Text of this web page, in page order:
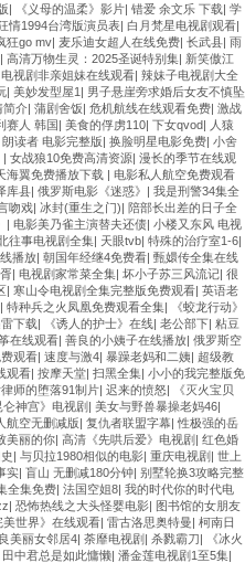
| 《义母的温柔》影片| 错爱 余文乐 下载| 学
情1994台湾版演员表| 白月梵星电视剧观看|
狂go mv| 麦乐迪女超人在线免费| 长武县| 雨
| 高清万物生灵：2025圣诞特别集| 新笑傲江
电视剧非亲姐妹在线观看| 辣妹子电视剧大全
| 美妙发型屋1 | 男子悬崖旁求婚后女友不慎坠
简介| 蒲剧舍饭| 危机航线在线观看免费| 激战
赛人 韩国| 美食的俘虏110| 下女qvod| 人猿
朗读者 电影完整版| 换脸明星电影免费| 小舍
| 女战狼10免费高清资源| 漫长的季节在线观
海翼免费播放下载 | 电影私人航空免费观看
库县| 俄罗斯电影《迷惑》 | 我是刑警34集全
吻戏| 冰封(重生之门)| 陪部长出差的日子全
| 电影美乃雀主演替夫还债| 小楼又东风 电视
往事电视剧全集| 天眼tvb| 特殊的治疗室1-6|
播放| 朝国年经继4免费看| 甄嬛传全集在线
| 电视剧家常菜全集| 坏小子苏三风流记| 很
| 寒山令电视剧全集完整版免费观看| 英语老
| 特种兵之火凤凰免费观看全集|
《蛟龙行动》
下载| 《诱人的护士》在线| 老公部下| 粘豆
在线观看| 善良的小姨子在线播放| 俄罗斯空
观看| 速度与激4| 暴躁老妈和二姨| 超级教
观看| 按摩天堂| 扫黑全集| 小小的我完整版免
师的堕落91制片| 迟来的愤怒|
《灭火宝贝
神宫》电视剧 | 美女与野兽暴操老妈46|
航空无删减版| 复仇者联盟字幕|性极强的岳
美丽的你| 高清《先哄后爱》电视剧 | 红色婚
| 与贝拉1980相似的电影| 重庆电视剧 | 世上
实| 盲山 无删减180分钟| 别墅轮换3攻略完整
全集免费| 法国空姐8| 我的时代你的时代电
| 恐怖热线之大头怪婴电影| 图书馆的女朋友
美世界》在线观看| 雷古洛思奥特曼| 柯南日
美丽女邻居4| 荼靡电视剧 | 杀戮霸刀|
《冰火
田中君总是如此慵懒| 潘金莲电视剧1至5集|